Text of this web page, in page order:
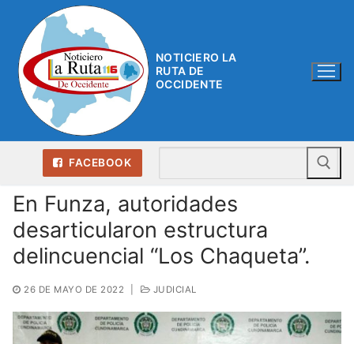
contenido
NOTICIERO LA
RUTA DE
OCCIDENTE
FACEBOOK
En Funza, autoridades
desarticularon estructura
delincuencial “Los Chaqueta”.
26 DE MAYO DE 2022 JUDICIAL